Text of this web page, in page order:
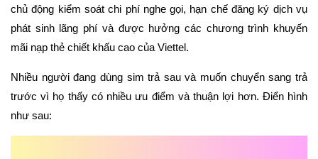
chủ động kiểm soát chi phí nghe gọi, hạn chế đăng ký dịch vụ
phát sinh lãng phí và được hưởng các chương trình khuyến
mãi nạp thẻ chiết khấu cao của Viettel.
Nhiều người đang dùng sim trả sau và muốn chuyển sang trả
trước vì họ thấy có nhiều ưu điểm và thuận lợi hơn. Điển hình
như sau: